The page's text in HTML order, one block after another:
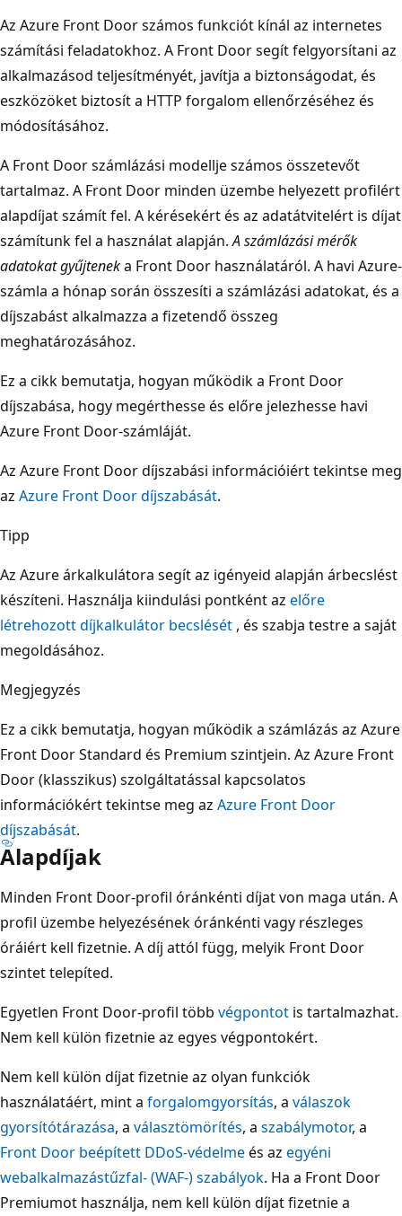
Az Azure Front Door számos funkciót kínál az internetes
számítási feladatokhoz. A Front Door segít felgyorsítani az
alkalmazásod teljesítményét, javítja a biztonságodat, és
eszközöket biztosít a HTTP forgalom ellenőrzéséhez és
módosításához.
A Front Door számlázási modellje számos összetevőt
tartalmaz. A Front Door minden üzembe helyezett profilért
alapdíjat számít fel. A kérésekért és az adatátvitelért is díjat
számítunk fel a használat alapján.A számlázási mérők
adatokat gyűjteneka Front Door használatáról. A havi Azure-
számla a hónap során összesíti a számlázási adatokat, és a
díjszabást alkalmazza a fizetendő összeg
meghatározásához.
Ez a cikk bemutatja, hogyan működik a Front Door
díjszabása, hogy megérthesse és előre jelezhesse havi
Azure Front Door-számláját.
Az Azure Front Door díjszabási információiért tekintse meg
az Azure Front Door díjszabását.
Tipp
Az Azure árkalkulátora segít az igényeid alapján árbecslést
készíteni. Használja kiindulási pontként az előre
létrehozott díjkalkulátor becslését , és szabja testre a saját
megoldásához.
Megjegyzés
Ez a cikk bemutatja, hogyan működik a számlázás az Azure
Front Door Standard és Premium szintjein. Az Azure Front
Door (klasszikus) szolgáltatással kapcsolatos
információkért tekintse meg az Azure Front Door
díjszabását.
Alapdíjak
Minden Front Door-profil óránkénti díjat von maga után. A
profil üzembe helyezésének óránkénti vagy részleges
óráiért kell fizetnie. A díj attól függ, melyik Front Door
szintet telepíted.
Egyetlen Front Door-profil több végpontot is tartalmazhat.
Nem kell külön fizetnie az egyes végpontokért.
Nem kell külön díjat fizetnie az olyan funkciók
használatáért, mint a forgalomgyorsítás, a válaszok
gyorsítótárazása, a választömörítés, a szabálymotor, a
Front Door beépített DDoS-védelmeés az egyéni
webalkalmazástűzfal- (WAF-) szabályok. Ha a Front Door
Premiumot használja, nem kell külön díjat fizetnie a